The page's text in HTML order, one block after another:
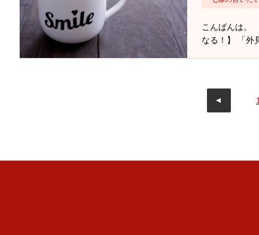
こんばんは。
なる！】 「外
1